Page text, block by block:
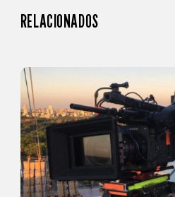
RELACIONADOS